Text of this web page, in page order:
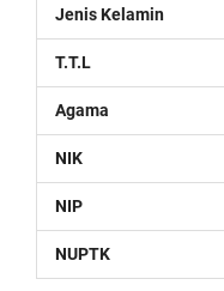
Jenis Kelamin
T.T.L
Agama
NIK
NIP
NUPTK